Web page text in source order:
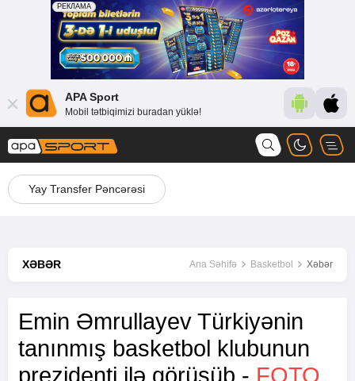
APA Sport
Mobil tətbiqimizi buradan yüklə!
Yay Transfer Pəncərəsi
XƏBƏR Ana Səhifə Basketbol Xəbər
Emin Əmrullayev Türkiyənin
tanınmış basketbol klubunun
prezidenti ilə görüşüb - FOTO